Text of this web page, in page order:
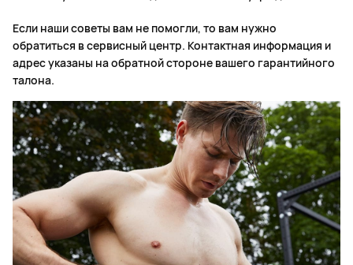
Если наши советы вам не помогли, то вам нужно
обратиться в сервисный центр. Контактная информация и
адрес указаны на обратной стороне вашего гарантийного
талона.